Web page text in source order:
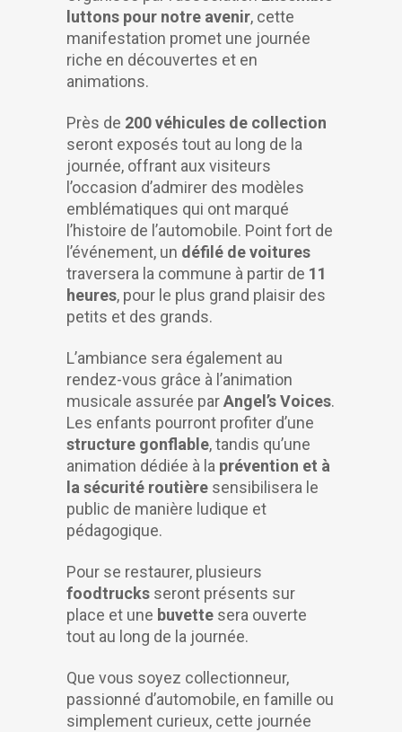
luttons pour notre avenir, cette
manifestation promet une journée
riche en découvertes et en
animations.
Près de 200 véhicules de collection
seront exposés tout au long de la
journée, offrant aux visiteurs
l’occasion d’admirer des modèles
emblématiques qui ont marqué
l’histoire de l’automobile. Point fort de
l’événement, un défilé de voitures
traversera la commune à partir de 11
heures, pour le plus grand plaisir des
petits et des grands.
L’ambiance sera également au
rendez-vous grâce à l’animation
musicale assurée parAngel’s Voices.
Les enfants pourront profiter d’une
structure gonflable, tandis qu’une
animation dédiée à la prévention et à
la sécurité routière sensibilisera le
public de manière ludique et
pédagogique.
Pour se restaurer, plusieurs
foodtrucks seront présents sur
place et une buvette sera ouverte
tout au long de la journée.
Que vous soyez collectionneur,
passionné d’automobile, en famille ou
simplement curieux, cette journée